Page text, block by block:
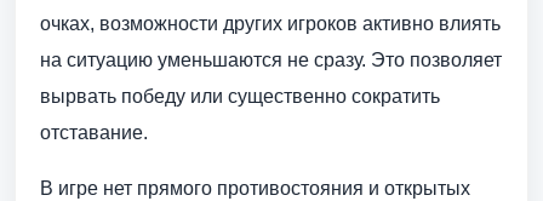
очках, возможности других игроков активно влиять
на ситуацию уменьшаются не сразу. Это позволяет
вырвать победу или существенно сократить
отставание.
В игре нет прямого противостояния и открытых